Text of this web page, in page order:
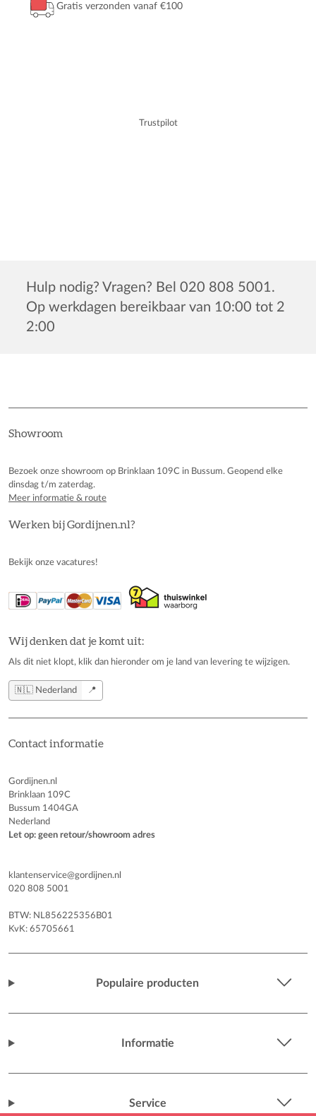
Gratis verzonden vanaf €100
Trustpilot
Hulp nodig? Vragen? Bel 020 808 5001.
Op werkdagen bereikbaar van 10:00 tot 2
2:00
Showroom
Bezoek onze showroom op Brinklaan 109C in Bussum. Geopend elke
dinsdag t/m zaterdag.
Meer informatie & route
Werken bij Gordijnen.nl?
Bekijk onze vacatures!
Wij denken dat je komt uit:
Als dit niet klopt, klik dan hieronder om je land van levering te wijzigen.
🇳🇱 Nederland 📍
Contact informatie
Gordijnen.nl
Brinklaan 109C
Bussum 1404GA
Nederland
Let op: geen retour/showroom adres
klantenservice@gordijnen.nl
020 808 5001
BTW: NL856225356B01
KvK: 65705661
Populaire producten
Informatie
Service